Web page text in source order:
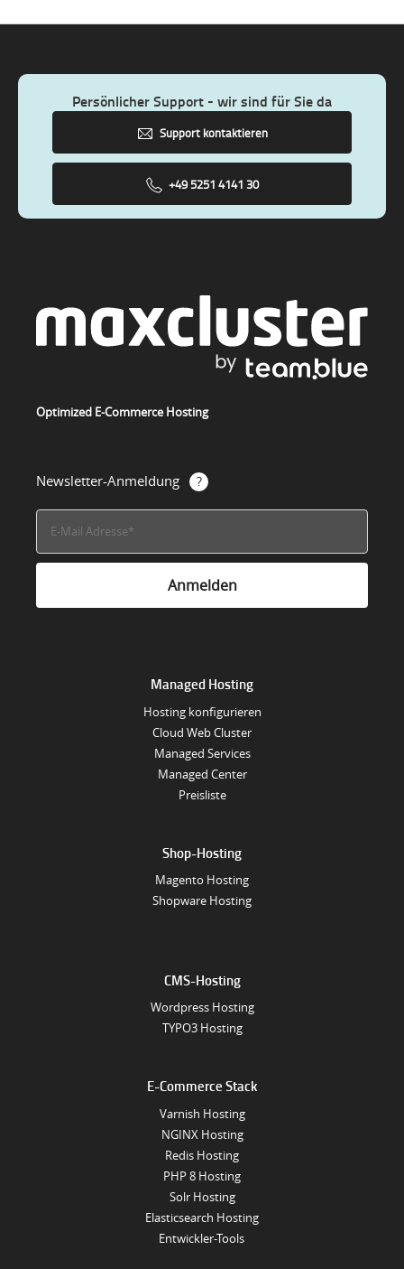
Persönlicher Support - wir sind für Sie da
Support kontaktieren
+49 5251 4141 30
Optimized E-Commerce Hosting
Newsletter-Anmeldung
Managed Hosting
Hosting konfigurieren
Cloud Web Cluster
Managed Services
Managed Center
Preisliste
Shop-Hosting
Magento Hosting
Shopware Hosting
CMS-Hosting
Wordpress Hosting
TYPO3 Hosting
E-Commerce Stack
Varnish Hosting
NGINX Hosting
Redis Hosting
PHP 8 Hosting
Solr Hosting
Elasticsearch Hosting
Entwickler-Tools